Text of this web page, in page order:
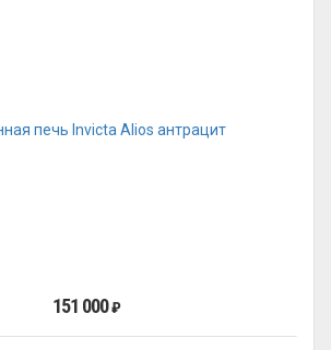
151 000₽